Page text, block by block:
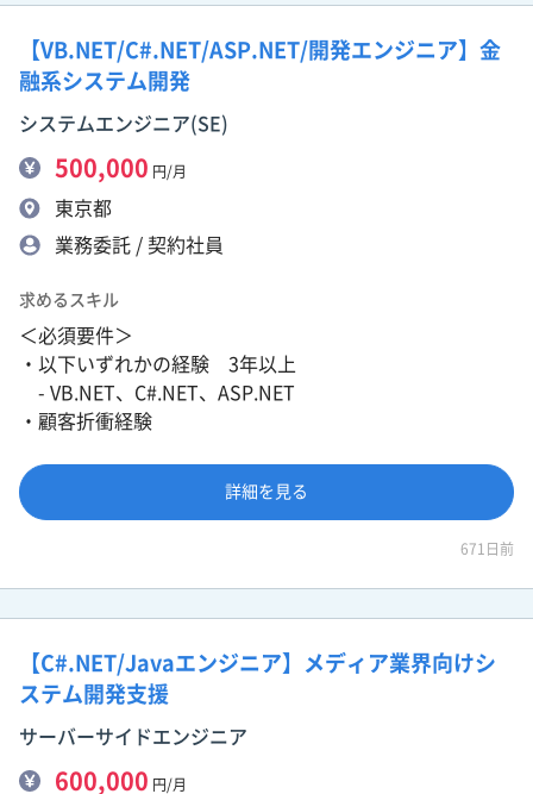
【VB.NET/C#.NET/ASP.NET/開発エンジニア】金
融系システム開発
システムエンジニア(SE)
500,000 円/月
東京都
業務委託 / 契約社員
求めるスキル
＜必須要件＞
・以下いずれかの経験 3年以上
- VB.NET、C#.NET、ASP.NET
・顧客折衝経験
詳細を見る
671日前
【C#.NET/Javaエンジニア】メディア業界向けシ
ステム開発支援
サーバーサイドエンジニア
600,000 円/月